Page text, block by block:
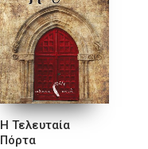
Η Τελευταία
Πόρτα